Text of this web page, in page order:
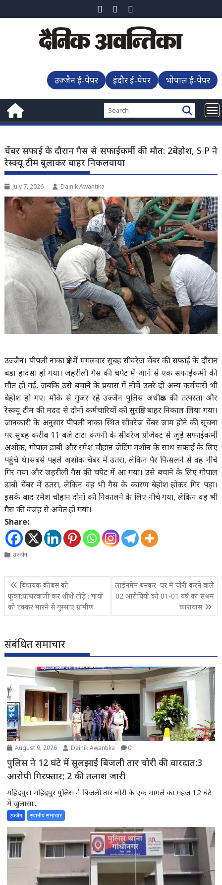
to
उज्जैन ई-पेपर इंदौर ई-पेपर भोपाल ई-पेपर
चेंबर सफाई के दौरान गैस से सफाईकर्मी की मौत: 2बेहोश, S P ने
रेस्क्यू टीम बुलाकर बाहर निकलवाया
July 7, 2026 Dainik Awantika
उज्जैन। पीपली नाका क्षेत्र में मंगलवार सुबह सीवरेज चेंबर की सफाई के दौरान
बड़ा हादसा हो गया। जहरीली गैस की चपेट में आने से एक सफाईकर्मी की
मौत हो गई, जबकि उसे बचाने के प्रयास में नीचे उतरे दो अन्य कर्मचारी भी
बेहोश हो गए। मौके से गुजर रहे उज्जैन पुलिस अधीक्षक की तत्परता और
रेस्क्यू टीम की मदद से दोनों कर्मचारियों को सुरक्षित बाहर निकाल लिया गया।
जानकारी के अनुसार पीपली नाका स्थित सीवरेज चेंबर जाम होने की सूचना
पर सुबह करीब 11 बजे टाटा कंपनी के सीवरेज प्रोजेक्ट से जुड़े सफाईकर्मी
अशोक, गोपाल डाबी और रमेश चौहान जेटिंग मशीन के साथ सफाई के लिए
पहुंचे थे।सबसे पहले अशोक चेंबर में उतरा, लेकिन पैर फिसलने से वह नीचे
गिर गया और जहरीली गैस की चपेट में आ गया। उसे बचाने के लिए गोपाल
डाबी चेंबर में उतरा, लेकिन वह भी गैस के कारण बेहोश होकर गिर पड़ा।
इसके बाद रमेश चौहान दोनों को निकालने के लिए नीचे गया, लेकिन वह भी
गैस की वजह से अचेत हो गया।
Share:
उज्जैन
Post
navigation
विधायक की बस को
फूंका;पत्थरबाजी कर शीशे तोड़े : गायों
को टक्कर मारने से गुस्साए ग्रामीण
लाईनमेन बनकर घर में चोरी करने वाले
02 आरोपियो को 01-01 वर्ष का सश्रम
कारावास
संबंधित समाचार
August 9, 2026 Dainik Awantika 0
पुलिस ने 12 घंटे में सुलझाई बिजली तार चोरी की वारदात:3
आरोपी गिरफ्तार; 2 की तलाश जारी
महिदपुर। महिदपुर पुलिस ने बिजली तार चोरी के एक मामले का महज 12 घंटे
में खुलासा...
उज्जैन स्थानीय समाचार